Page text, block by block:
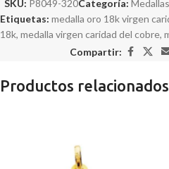
SKU: P8049-320Categoría:
Etiquetas: medalla oro 18k virgen
18k, medalla virgen caridad del cobre,
Compartir:
Productos relacionados